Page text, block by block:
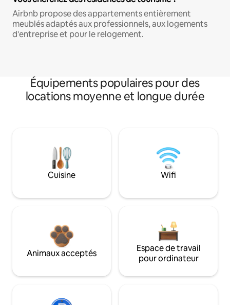
Airbnb propose des appartements entièrement
meublés adaptés aux professionnels, aux logements
d'entreprise et pour le relogement.
Équipements populaires pour des
locations moyenne et longue durée
Cuisine Wifi
Animaux acceptés
Espace de travail
pour ordinateur